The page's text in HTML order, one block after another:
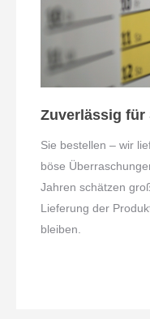
Zuverlässig für
Sie bestellen – wir
böse
Jahren schätzen
Lieferung der
bleiben.